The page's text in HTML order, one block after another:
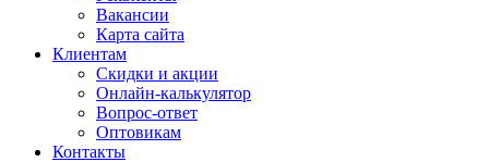
Вакансии
Карта сайта
Клиентам
Скидки и акции
Онлайн-калькулятор
Вопрос-ответ
Оптовикам
Контакты